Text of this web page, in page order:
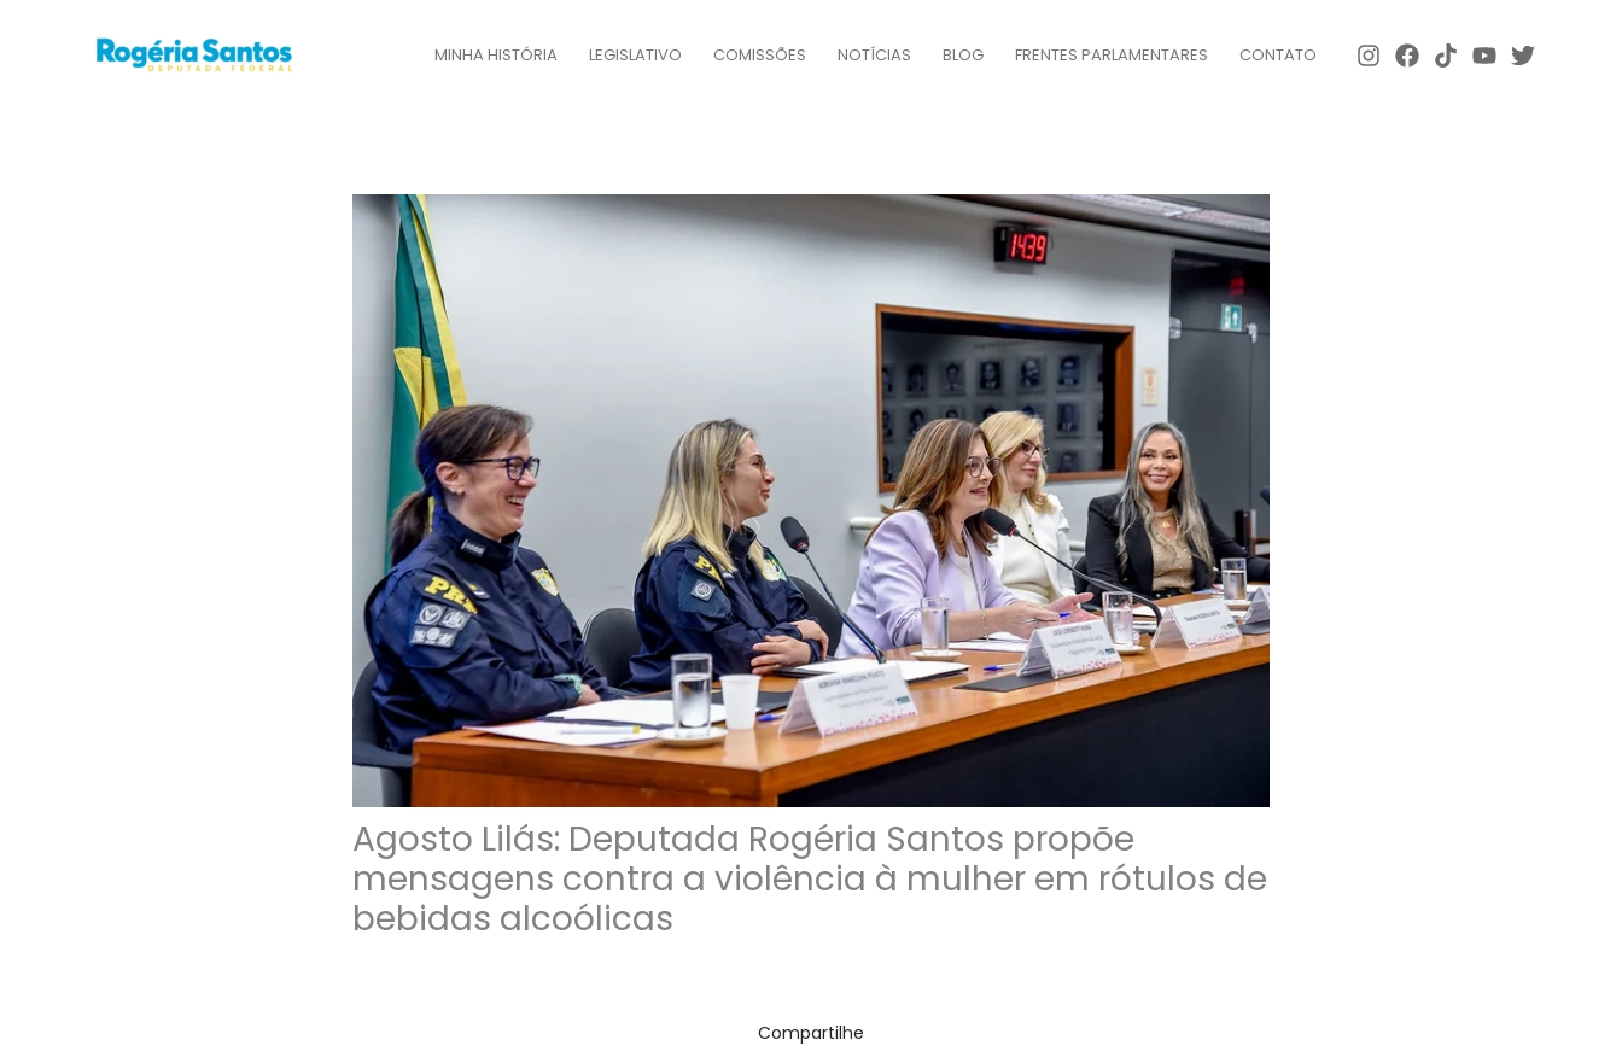
MINHA HISTÓRIA LEGISLATIVO COMISSÕES NOTÍCIAS BLOG FRENTES PARLAMENTARES CONTATO
Agosto Lilás: Deputada Rogéria Santos propõe
mensagens contra a violência à mulher em rótulos de
bebidas alcoólicas
Compartilhe